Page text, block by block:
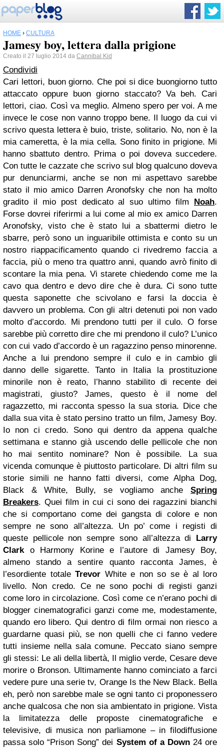
HOME › CULTURA
Jamesy boy, lettera dalla prigione
Creato il 27 luglio 2014 da Cannibal Kid
Condividi
Cari lettori, buon giorno. Che poi si dice buongiorno tutto
attaccato oppure buon giorno staccato? Va beh. Cari
lettori, ciao. Così va meglio. Almeno spero per voi. A me
invece le cose non vanno troppo bene. Il luogo da cui vi
scrivo questa lettera è buio, triste, solitario. No, non è la
mia cameretta, è la mia cella. Sono finito in prigione. Mi
hanno sbattuto dentro. Prima o poi doveva succedere.
Con tutte le cazzate che scrivo sul blog qualcuno doveva
pur denunciarmi, anche se non mi aspettavo sarebbe
stato il mio amico Darren Aronofsky che non ha molto
gradito il mio post dedicato al suo ultimo film Noah.
Forse dovrei riferirmi a lui come al mio ex amico Darren
Aronofsky, visto che è stato lui a sbattermi dietro le
sbarre, però sono un inguaribile ottimista e conto su un
nostro riappacificamento quando ci rivedremo faccia a
faccia, più o meno tra quattro anni, quando avrò finito di
scontare la mia pena. Vi starete chiedendo come me la
cavo qua dentro e devo dire che è dura. Ci sono tutte
questa saponette che scivolano e farsi la doccia è
davvero un problema. Con gli altri detenuti poi non vado
molto d’accordo. Mi prendono tutti per il culo. O forse
sarebbe più corretto dire che mi prendono il culo? L’unico
con cui vado d’accordo è un ragazzino penso minorenne.
Anche a lui prendono sempre il culo e in cambio gli
danno delle sigarette. Tanto in Italia la prostituzione
minorile non è reato, l’hanno stabilito di recente dei
magistrati, giusto?
James, questo è il nome del
ragazzetto, mi racconta spesso la sua storia. Dice che
dalla sua vita è stato persino tratto un film, Jamesy Boy.
Io non ci credo. Sono qui dentro da appena qualche
settimana e stanno già uscendo delle pellicole che non
ho mai sentito nominare? Non è possibile.
La sua
vicenda comunque è piuttosto particolare. Di altri film su
storie simili ne hanno fatti diversi, come Alpha Dog,
Black & White, Bully, se vogliamo anche Spring
Breakers. Quei film in cui ci sono dei ragazzini bianchi
che si comportano come dei gangsta di colore e non
sempre ne sono all’altezza. Un po’ come i registi di
queste pellicole non sempre sono all’altezza di Larry
Clarko Harmony Korine e l’autore di Jamesy Boy,
almeno stando a sentire quanto racconta James, è
l’esordiente totale Trevor White e non so se è al loro
livello. Non credo. Ce ne sono pochi di registi ganzi
come loro in circolazione. Così come ce n’erano pochi di
blogger cinematografici ganzi come me, modestamente,
quando ero libero. Qui dentro di film ormai non riesco a
guardarne quasi più, se non quelli che ci fanno vedere
tutti insieme nella sala comune. Peccato siano sempre
gli stessi: Le ali della libertà, Il miglio verde, Cesare deve
morire o Bronson. Ultimamente hanno cominciato a farci
vedere pure una serie tv, Orange Is the New Black. Bella
eh, però non sarebbe male se ogni tanto ci proponessero
anche qualcosa che non sia ambientato in prigione. Vista
la limitatezza delle proposte cinematografiche e
televisive, di musica non parliamone – in filodiffusione
passa solo “Prison Song” dei System of a Down24 ore